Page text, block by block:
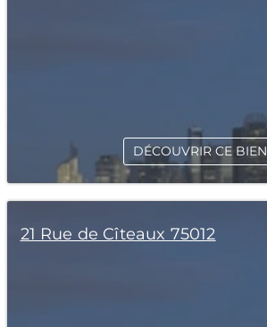
DÉCOUVRIR CE BIEN
21 Rue de Cîteaux 75012